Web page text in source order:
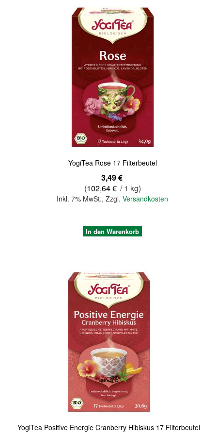
YogiTea Rose 17 Filterbeutel
3,49 €
(102,64 € / 1 kg)
Inkl. 7% MwSt.,Zzgl.Versandkosten
In den Warenkorb
YogiTea Positive Energie Cranberry Hibiskus 17 Filterbeutel